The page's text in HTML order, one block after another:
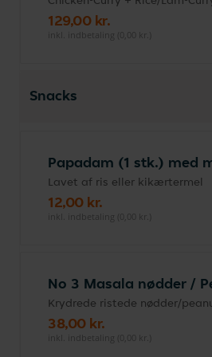
129,00 kr.
inkl. indbetaling (0,00 kr.)
Snacks
Papadam (1 stk.) med
Lavet af ris eller kikærtermel
12,00 kr.
inkl. indbetaling (0,00 kr.)
No 3 Masala nødder /
Krydrede ristede nødder/
38,00 kr.
inkl. indbetaling (0,00 kr.)